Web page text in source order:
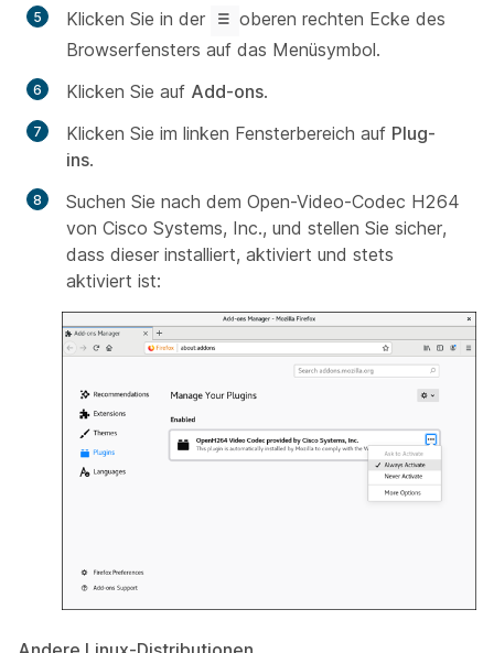
Klicken Sie in der
oberen rechten Ecke des
Browserfensters auf das Menüsymbol.
Klicken Sie auf Add-ons.
Klicken Sie im linken Fensterbereich auf Plug-
ins.
Suchen Sie nach dem Open-Video-Codec H264
von Cisco Systems, Inc., und stellen Sie sicher,
dass dieser installiert, aktiviert und stets
aktiviert ist: